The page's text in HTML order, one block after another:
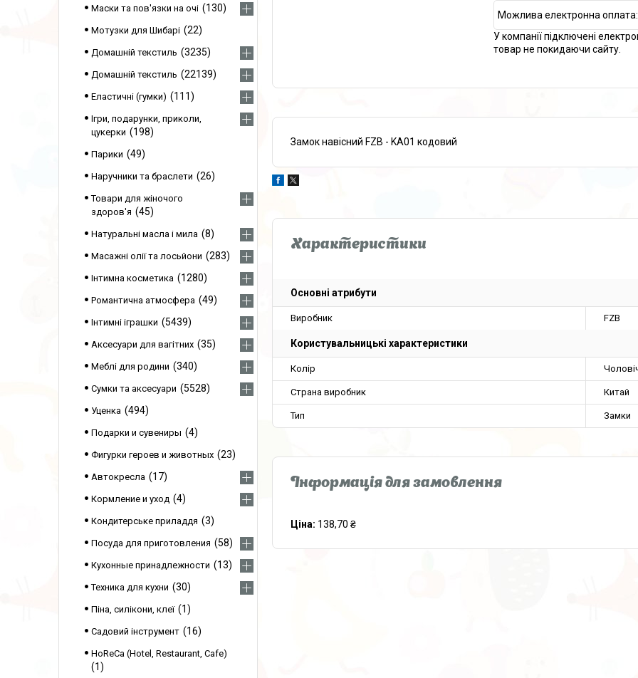
У компанії підключені
товар не покидаючи сайту.
Замок навісний FZB - KA01 кодовий
Характеристики
Основні атрибути
Виробник FZB
Користувальницькі характеристики
Колір
Страна виробник Китай
Тип Замки
Інформація для замовлення
Ціна: 138,70 ₴
Маски та пов'язки на очі 130
Мотузки для Шибарі 22
Домашній текстиль 3235
Домашній текстиль 22139
Еластичні (гумки) 111
Ігри, подарунки, приколи,
цукерки
198
Парики 49
Наручники та браслети 26
Товари для жіночого
здоров'я
45
Натуральні масла і мила 8
Масажні олії та лосьйони 283
Інтимна косметика 1280
Романтична атмосфера 49
Інтимні іграшки 5439
Аксесуари для вагітних 35
Меблі для родини 340
Сумки та аксесуари 5528
Уценка 494
Подарки и сувениры 4
Фигурки героев и животных 23
Автокресла 17
Кормление и уход 4
Кондитерське приладдя 3
Посуда для приготовления 58
Кухонные принадлежности 13
Техника для кухни 30
Піна, силікони, клеї 1
Садовий інструмент 16
HoReCa (Hotel, Restaurant, Cafe)
1